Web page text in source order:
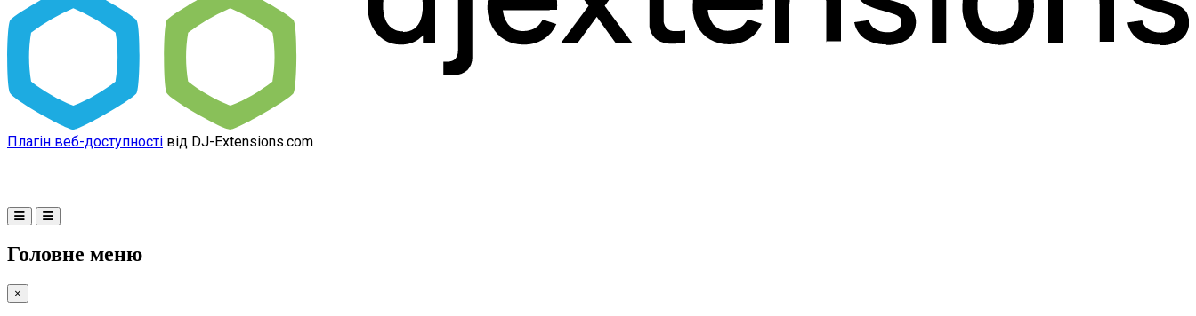
Плагін веб-доступності від DJ-Extensions.com
Головне меню
×